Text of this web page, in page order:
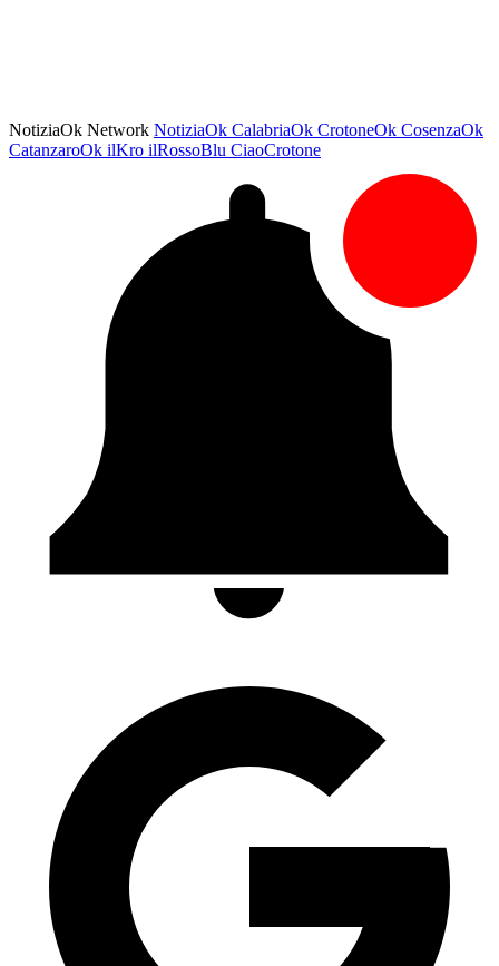
NotiziaOk Network NotiziaOk CalabriaOk CrotoneOk CosenzaOk
CatanzaroOk ilKro ilRossoBlu CiaoCrotone